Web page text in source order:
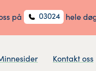
på 03024 hele
Kontakt oss